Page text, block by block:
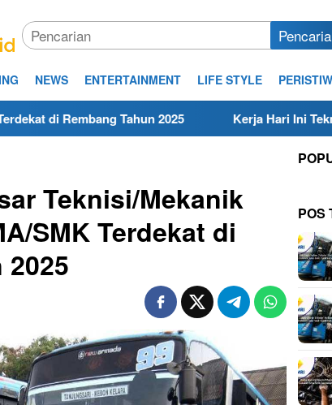
NEWS ENTERTAINMENT LIFE STYLE
2025 Kerja Hari Ini Teknisi/Mekanik DAMRI
Teknisi/Mekanik
SMK Terdekat di
POS